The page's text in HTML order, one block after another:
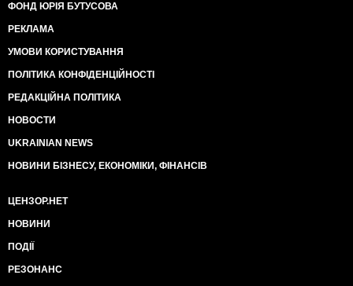
ФОНД ЮРІЯ БУТУСОВА
РЕКЛАМА
УМОВИ КОРИСТУВАННЯ
ПОЛІТИКА КОНФІДЕНЦІЙНОСТІ
РЕДАКЦІЙНА ПОЛІТИКА
НОВОСТИ
UKRAINIAN NEWS
НОВИНИ БІЗНЕСУ, ЕКОНОМІКИ, ФІНАНСІВ
ЦЕНЗОР.НЕТ
НОВИНИ
ПОДІЇ
РЕЗОНАНС